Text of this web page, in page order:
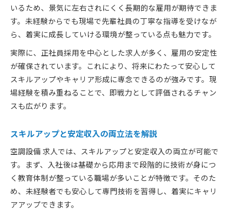
いるため、景気に左右されにくく長期的な雇用が期待できま
す。未経験からでも現場で先輩社員の丁寧な指導を受けなが
ら、着実に成長していける環境が整っている点も魅力です。
実際に、正社員採用を中心とした求人が多く、雇用の安定性
が確保されています。これにより、将来にわたって安心して
スキルアップやキャリア形成に専念できるのが強みです。現
場経験を積み重ねることで、即戦力として評価されるチャン
スも広がります。
スキルアップと安定収入の両立法を解説
空調設備 求人では、スキルアップと安定収入の両立が可能で
す。まず、入社後は基礎から応用まで段階的に技術が身につ
く教育体制が整っている職場が多いことが特徴です。そのた
め、未経験者でも安心して専門技術を習得し、着実にキャリ
アアップできます。